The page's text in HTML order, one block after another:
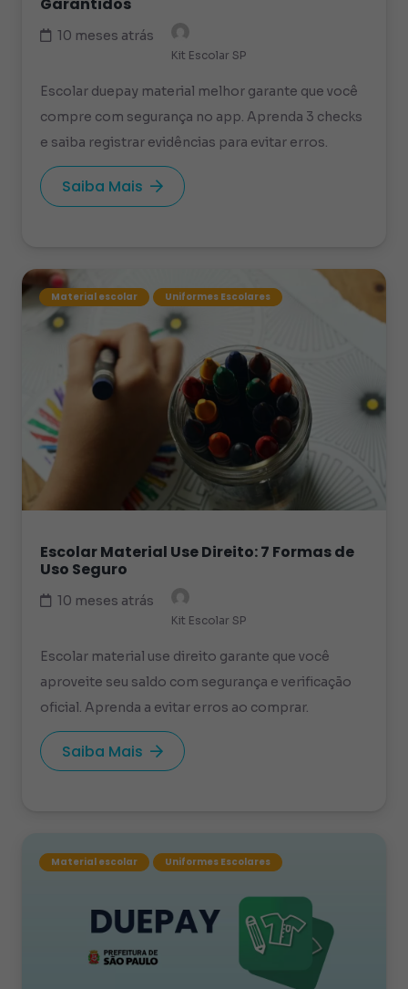
10 meses atrás
Kit Escolar SP
Escolar duepay material melhor garante que você
compre com segurança no app. Aprenda 3 checks
e saiba registrar evidências para evitar erros.
Saiba Mais
Material escolar Uniformes Escolares
Escolar Material Use Direito: 7 Formas de
Uso Seguro
10 meses atrás
Kit Escolar SP
Escolar material use direito garante que você
aproveite seu saldo com segurança e verificação
oficial. Aprenda a evitar erros ao comprar.
Saiba Mais
Material escolar Uniformes Escolares